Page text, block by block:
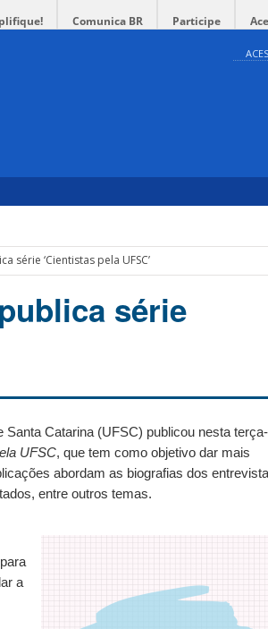
Comunica BR Participe
série ‘Cientistas pela UFSC’
série
Catarina (UFSC) publicou nesta
UFSC, que tem como objetivo dar mais
abordam as biografias dos
entre outros temas.
a